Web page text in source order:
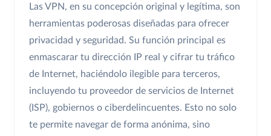
Las VPN, en su concepción original y legítima, son
herramientas poderosas diseñadas para ofrecer
privacidad y seguridad. Su función principal es
enmascarar tu dirección IP real y cifrar tu tráfico
de Internet, haciéndolo ilegible para terceros,
incluyendo tu proveedor de servicios de Internet
(ISP), gobiernos o ciberdelincuentes. Esto no solo
te permite navegar de forma anónima, sino